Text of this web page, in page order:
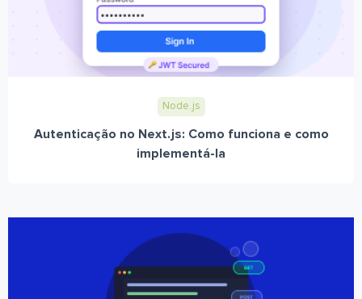
Node.js
Autenticação no Next.js: Como funciona e como
implementá-la